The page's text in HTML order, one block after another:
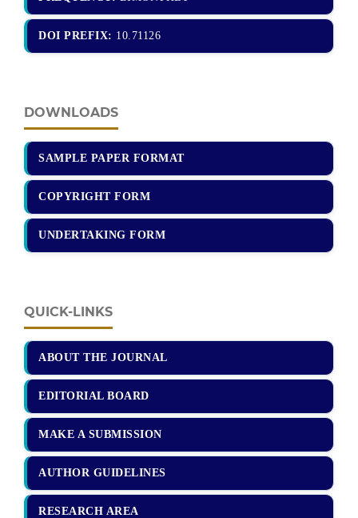
DOI PREFIX: 10.71126
DOWNLOADS
SAMPLE PAPER FORMAT
COPYRIGHT FORM
UNDERTAKING FORM
QUICK-LINKS
ABOUT THE JOURNAL
EDITORIAL BOARD
MAKE A SUBMISSION
AUTHOR GUIDELINES
RESEARCH AREA